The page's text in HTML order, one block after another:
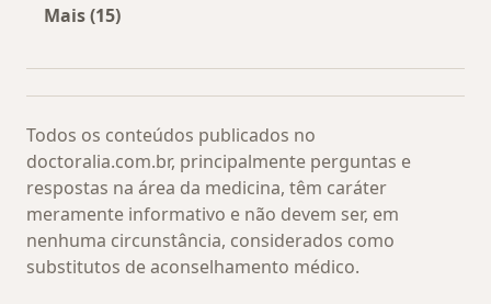
Mais (15)
Todos os conteúdos publicados no
doctoralia.com.br, principalmente perguntas e
respostas na área da medicina, têm caráter
meramente informativo e não devem ser, em
nenhuma circunstância, considerados como
substitutos de aconselhamento médico.